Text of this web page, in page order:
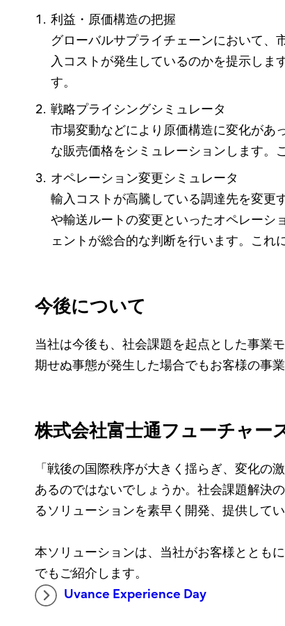
利益・原価構造の把握
グローバルサプライチェーンにおいて、
入コストが発生しているのかを提示しま
す。
戦略プライシングシミュレータ
市場変動などにより原価構造に変化があ
な販売価格をシミュレーションします。
オペレーション変更シミュレータ
輸入コストが高騰している調達先を変更
や輸送ルートの変更といったオペレーシ
ェントが総合的な判断を行います。これ
今後について
当社は今後も、社会課題を起点とした事業
期せぬ事態が発生した場合でもお客様の事
株式会社富士通フューチャ
「戦後の国際秩序が大きく揺らぎ、変化
あるのではないでしょうか。社会課題解決
るソリューションを素早く開発、提供して
本ソリューションは、当社がお客様ととも
でもご紹介します。
Uvance Experience Day